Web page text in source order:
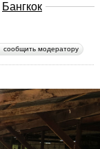
Бангкок
сообщить модератору